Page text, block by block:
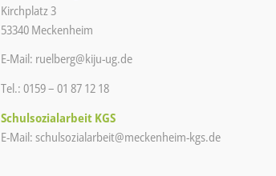
Kirchplatz 3
53340 Meckenheim
E-Mail: ruelberg@kiju-ug.de
Tel.: 0159 – 01 87 12 18
Schulsozialarbeit KGS
E-Mail:schulsozialarbeit@meckenheim-kgs.de